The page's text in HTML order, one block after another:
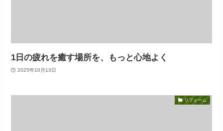
1日の疲れを癒す場所を、もっと心地よく
2025年10月13日
リフォーム